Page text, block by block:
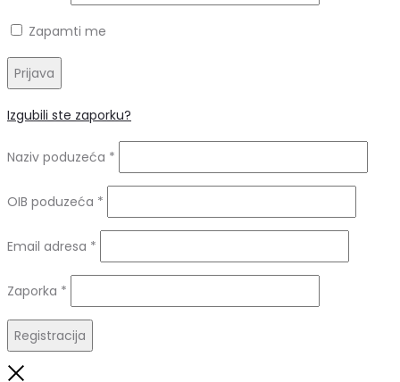
Zapamti me
Prijava
Izgubili ste zaporku?
Naziv poduzeća *
OIB poduzeća *
Email adresa *
Zaporka *
Registracija